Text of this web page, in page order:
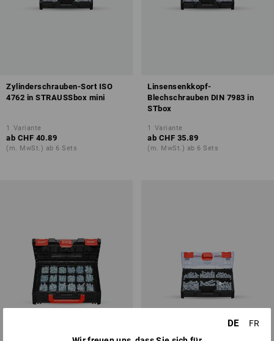
Zylinderschrauben-Sort ISO
4762 in STRAUSSbox mini
1 Variante
ab CHF 40.89
(m. MwSt.) ab 6 Sets
Linsensenkkopf-
Blechschrauben DIN 7983 in
STbox
1 Variante
ab CHF 35.89
(m. MwSt.) ab 6 Sets
DE
FR